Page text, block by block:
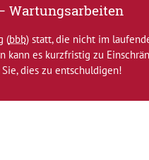
Wartungsarbeiten
(bbb) statt, die nicht im
es kurzfristig zu
dies zu entschuldigen!